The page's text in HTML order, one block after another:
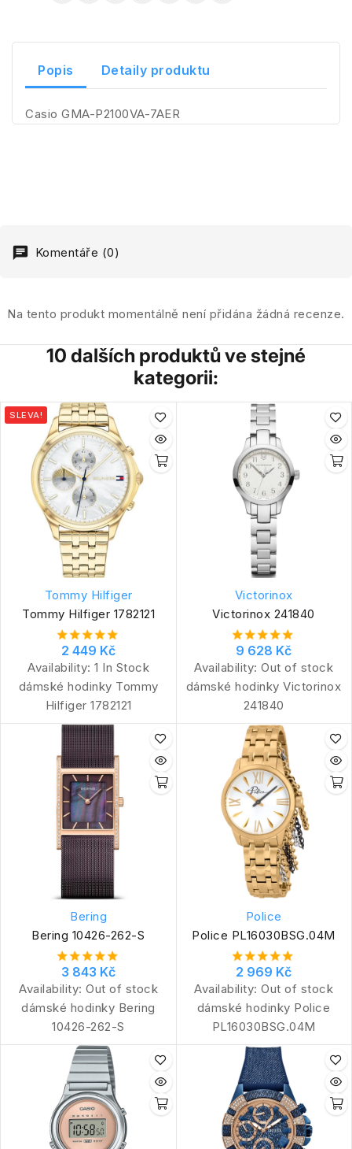
Popis Detaily produktu
Casio GMA-P2100VA-7AER
Komentáře (0)
Na tento produkt momentálně není přidána žádná recenze.
10 dalších produktů ve stejné
kategorii:
SLEVA!
Tommy Hilfiger
Tommy Hilfiger 1782121
2 449 Kč
Availability: 1 In Stock
dámské hodinky Tommy
Hilfiger 1782121
Victorinox
Victorinox 241840
9 628 Kč
Availability: Out of stock
dámské hodinky Victorinox
241840
Bering
Bering 10426-262-S
3 843 Kč
Availability: Out of stock
dámské hodinky Bering
10426-262-S
Police
Police PL16030BSG.04M
2 969 Kč
Availability: Out of stock
dámské hodinky Police
PL16030BSG.04M